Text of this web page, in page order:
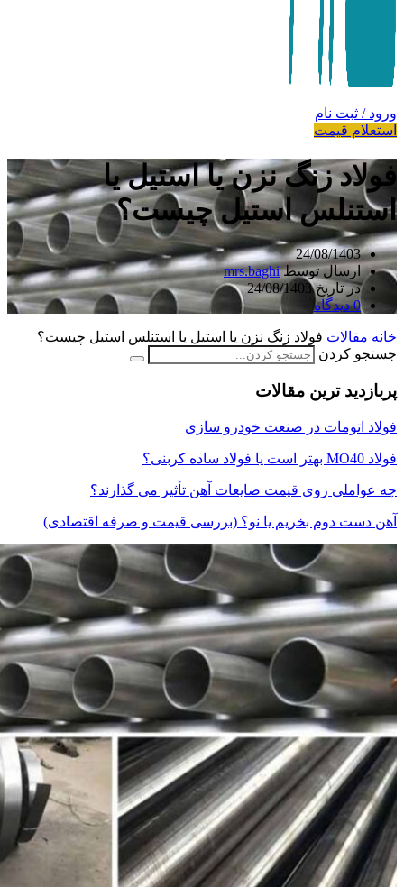
ورود / ثبت نام
استعلام قیمت
فولاد زنگ نزن یا استیل یا
استنلس استیل چیست؟
24/08/1403
ارسال توسط mrs.baghi
در تاریخ 24/08/1403
0 دیدگاه
خانه مقالات فولاد زنگ نزن یا استیل یا استنلس استیل چیست؟
جستجو کردن
پربازدید ترین مقالات
فولاد اتومات در صنعت خودرو سازی
فولاد MO40 بهتر است یا فولاد ساده کربنی؟
چه عواملی روی قیمت ضایعات آهن تأثیر می گذارند؟
آهن دست دوم بخریم یا نو؟ (بررسی قیمت و صرفه اقتصادی)